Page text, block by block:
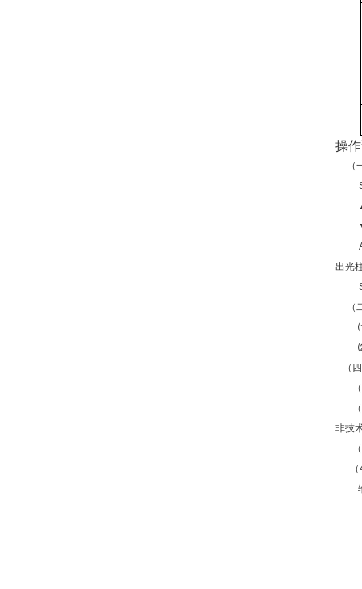
操
出光
（
非技
（4